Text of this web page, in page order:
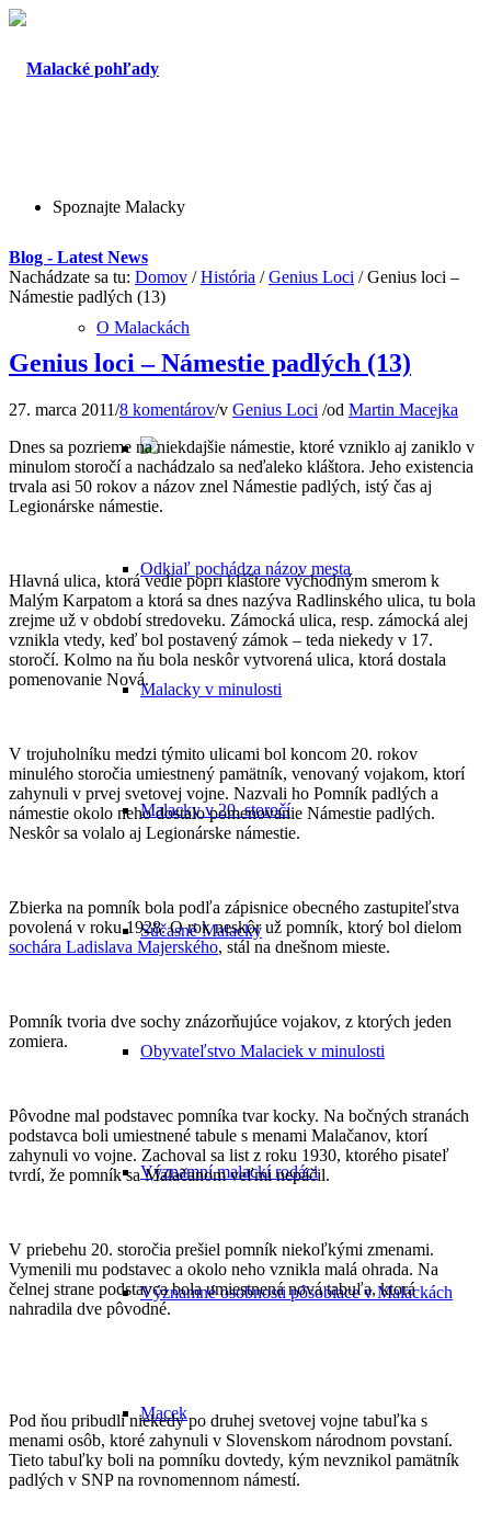
Spoznajte Malacky
O Malackách
Odkiaľ pochádza názov mesta
Malacky v minulosti
Malacky v 20. storočí
Súčasné Malacky
Obyvateľstvo Malaciek v minulosti
Významní malackí rodáci
Významné osobnosti pôsobiace v Malackách
Macek
Blog - Latest News
Nachádzate sa tu: Domov / História / Genius Loci / Genius loci –
Námestie padlých (13)
Genius loci – Námestie padlých (13)
27. marca 2011/8 komentárov/v Genius Loci /od Martin Macejka
Dnes sa pozrieme na niekdajšie námestie, ktoré vzniklo aj zaniklo v
minulom storočí a nachádzalo sa neďaleko kláštora. Jeho existencia
trvala asi 50 rokov a názov znel Námestie padlých, istý čas aj
Legionárske námestie.
Hlavná ulica, ktorá vedie popri kláštore východným smerom k
Malým Karpatom a ktorá sa dnes nazýva Radlinského ulica, tu bola
zrejme už v období stredoveku. Zámocká ulica, resp. zámocká alej
vznikla vtedy, keď bol postavený zámok – teda niekedy v 17.
storočí. Kolmo na ňu bola neskôr vytvorená ulica, ktorá dostala
pomenovanie Nová.
V trojuholníku medzi týmito ulicami bol koncom 20. rokov
minulého storočia umiestnený pamätník, venovaný vojakom, ktorí
zahynuli v prvej svetovej vojne. Nazvali ho Pomník padlých a
námestie okolo neho dostalo pomenovanie Námestie padlých.
Neskôr sa volalo aj Legionárske námestie.
Zbierka na pomník bola podľa zápisnice obecného zastupiteľstva
povolená v roku 1928. O rok neskôr už pomník, ktorý bol dielom
sochára Ladislava Majerského, stál na dnešnom mieste.
Pomník tvoria dve sochy znázorňujúce vojakov, z ktorých jeden
zomiera.
Pôvodne mal podstavec pomníka tvar kocky. Na bočných stranách
podstavca boli umiestnené tabule s menami Malačanov, ktorí
zahynuli vo vojne. Zachoval sa list z roku 1930, ktorého pisateľ
tvrdí, že pomník sa Malačanom veľmi nepáčil.
V priebehu 20. storočia prešiel pomník niekoľkými zmenami.
Vymenili mu podstavec a okolo neho vznikla malá ohrada. Na
čelnej strane podstavca bola umiestnená nová tabuľa, ktorá
nahradila dve pôvodné.
Pod ňou pribudli niekedy po druhej svetovej vojne tabuľka s
menami osôb, ktoré zahynuli v Slovenskom národnom povstaní.
Tieto tabuľky boli na pomníku dovtedy, kým nevznikol pamätník
padlých v SNP na rovnomennom námestí.